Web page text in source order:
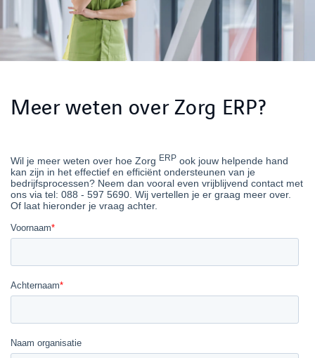
Meer weten over Zorg ERP?